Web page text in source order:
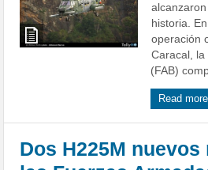
historia.
operación
Caracal,
(FAB)
Read more
Dos H225M